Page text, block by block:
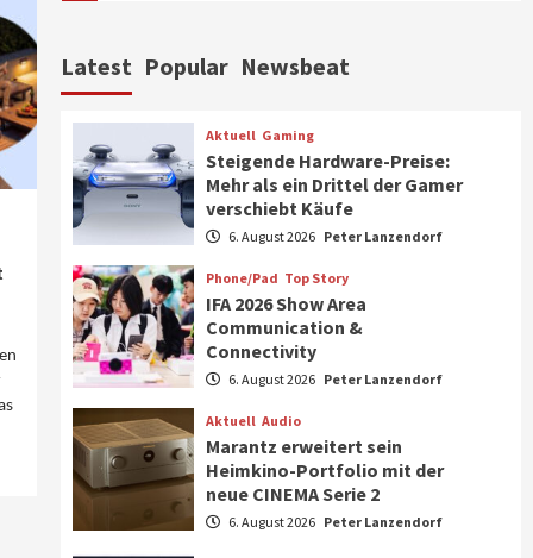
6
CHERRY baut Vertriebsteam
7
Smart Living Top Story
Verbraucher setzen immer
mehr auf Klimageräte und
Ventilatoren
1
Aktuell Gaming
Steigende Hardware-Preise:
Mehr als ein Drittel der
Gamer verschiebt Käufe
Phone/Pad Top Story
IFA 2026 Show Area
Communication &
Connectivity
Latest Popular Newsbeat
Aktuell Gaming
Steigende Hardware-Preise:
Mehr als ein Drittel der Gamer
verschiebt Käufe
6. August 2026 Peter Lanzendorf
Phone/Pad Top Story
IFA 2026 Show Area
Communication &
Connectivity
6. August 2026 Peter Lanzendorf
Aktuell Audio
Marantz erweitert sein
Heimkino-Portfolio mit der
neue CINEMA Serie 2
6. August 2026 Peter Lanzendorf